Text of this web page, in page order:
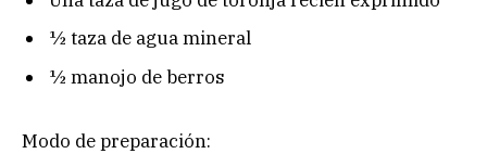
½ taza de agua mineral
½ manojo de berros
Modo de preparación: